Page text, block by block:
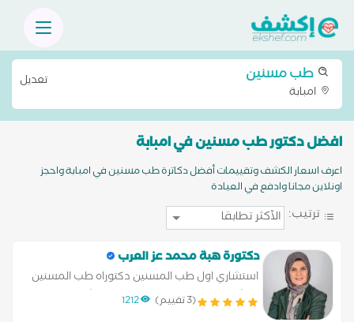
طب مسنين
امبابة
تعديل
افضل دكتور طب مسنين في امبابة
اعرف اسعار الكشف وتقييمات أفضل دكاترة طب مسنين في امبابة واحجز
اونلاين مجانا وادفع في العيادة
ترتيب:
دكتورة هبة محمد عز العرب
استشاري اول طب المسنين دكتوراه طب المسنين
والشيخوخة كلبة الطب جامعة عين شمس .
(3 تقييم) 1212